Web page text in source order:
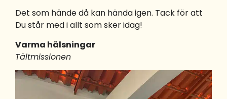
Det som hände då kan hända igen. Tack för att
Du står med i allt som sker idag!
Varma hälsningar
Tältmissionen